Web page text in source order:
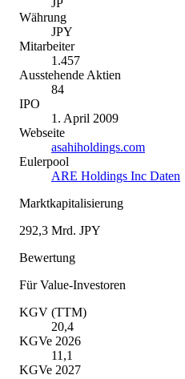
Währung
JPY
Mitarbeiter
1.457
Ausstehende Aktien
84
IPO
1. April 2009
Webseite
asahiholdings.com
Eulerpool
ARE Holdings Inc Daten
Marktkapitalisierung
292,3 Mrd. JPY
Bewertung
Für Value-Investoren
KGV (TTM)
20,4
KGVe 2026
11,1
KGVe 2027